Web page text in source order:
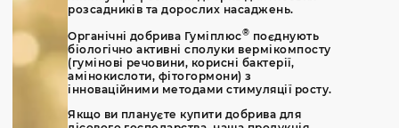
розсадників та дорослих насаджень.
Органічні добрива Гуміплюс® поєднують
біологічно активні сполуки вермікомпосту
(гумінові речовини, корисні бактерії,
амінокислоти, фітогормони) з
інноваційними методами стимуляції росту.
Якщо ви плануєте купити добрива для